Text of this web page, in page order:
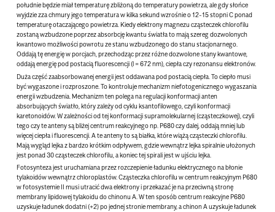
południe będzie miał temperaturę zbliżoną do temperatury powietrza, ale gdy słońce
wyjdzie zza chmury jego temperatura w kilka sekund wzrośnie o 12-15 stopni C ponad
temperaturę otaczającego powietrza. Kiedy elektrony magnezu cząsteczek chlorofilu
zostaną wzbudzone poprzez absorbcję kwantu światła to mają szereg dozwolonych
kwantowo możliwości powrotu ze stanu wzbudzonego do stanu stacjonarnego.
Oddają tę energię w porcjach, przechodząc przez różne dozwolone stany kwantowe,
oddają energię pod postacią fluorescencji (l = 672 nm), ciepła czy rezonansu elektronów.
Duża część zaabsorbowanej energii jest oddawana pod postacią ciepła. To ciepło musi
być wygaszone i rozproszone. To kontroluje mechanizm niefotogenicznego wygaszania
energii wzbudzenia. Mechanizm ten polega na regulacji konformacji anten
absorbujących światło, który zależy od cyklu ksantofilowego, czyli konformacji
karetonoidów. W zależności od tej konformacji supramolekularnej (cząsteczkowej), czyli
tego czy te anteny są bliżej centrum reakcyjnego np. P680 czy dalej, oddają mniej lub
więcej ciepła i fluorescencji. A te anteny to są białka, które wiążą cząsteczki chlorofilu.
Mają wygląd lejka z bardzo krótkim odpływem, gdzie wewnątrz lejka spiralnie ułożonych
jest ponad 30 cząsteczek chlorofilu, a koniec tej spirali jest w ujściu lejka.
Fotosynteza jest uruchamiana przez rozczepienie ładunku elektrycznego na błonie
tylakoidów wewnątrz chloroplastów. Cząsteczka chlorofilu w centrum reakcyjnym P680
w fotosystemie II musi utracić dwa elektrony i przekazać je na przeciwną stronę
membrany lipidowej tylakoidu do chinonu A. W ten sposób centrum reakcyjne P680
uzyskuje ładunek dodatni (+2) po jednej stronie membrany, a chinon A uzyskuje ładunek